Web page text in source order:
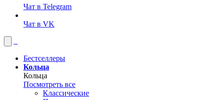
Чат в Telegram
Чат в VK
Бестселлеры
Кольца
Кольца
Посмотреть все
Классические